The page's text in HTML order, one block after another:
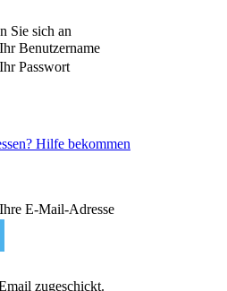
Sie sich an
Ihr Benutzername
Ihr Passwort
Hilfe bekommen
Ihre E-Mail-Adresse
zugeschickt.